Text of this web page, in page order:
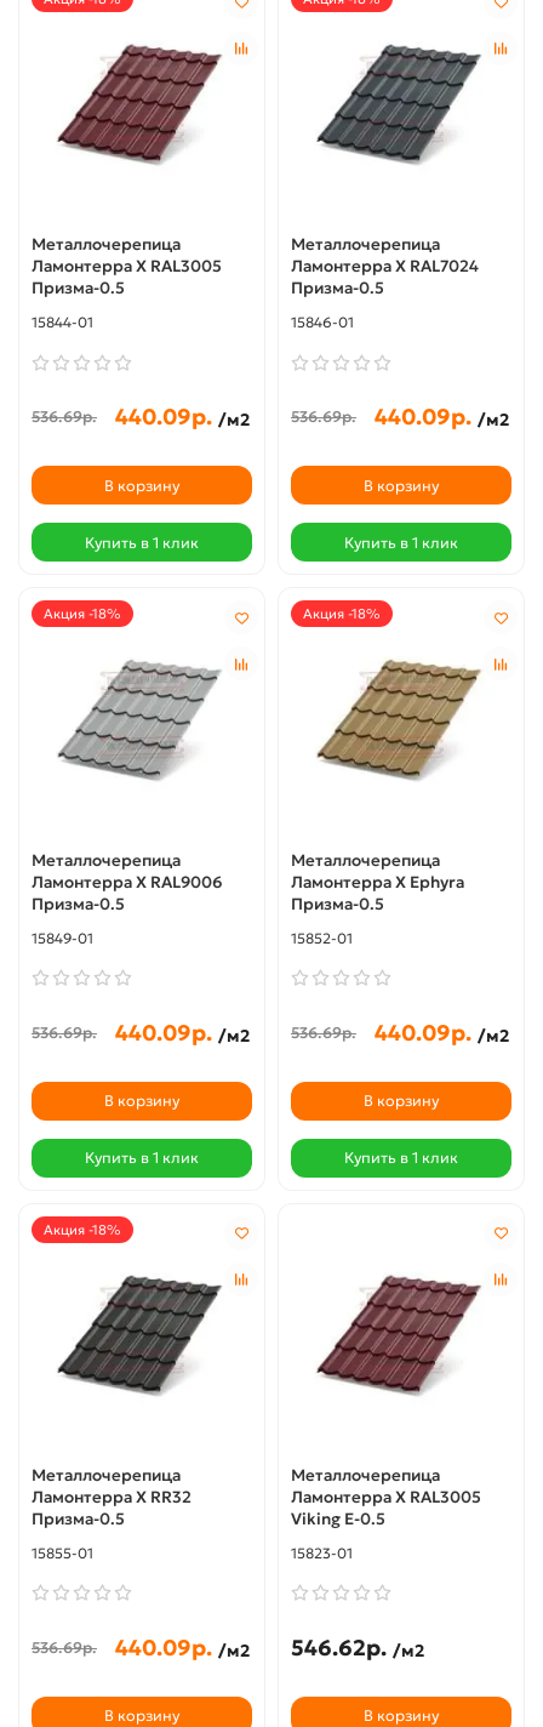
Металлочерепица
Ламонтерра X RAL3005
Призма-0.5
15844-01
536.69р. 440.09р. /м2
В корзину
Купить в 1 клик
Металлочерепица
Ламонтерра X RAL7024
Призма-0.5
15846-01
536.69р. 440.09р. /м2
В корзину
Купить в 1 клик
Акция -18%
Металлочерепица
Ламонтерра X RAL9006
Призма-0.5
15849-01
536.69р. 440.09р. /м2
В корзину
Купить в 1 клик
Акция -18%
Металлочерепица
Ламонтерра X Ephyra
Призма-0.5
15852-01
536.69р. 440.09р. /м2
В корзину
Купить в 1 клик
Акция -18%
Металлочерепица
Ламонтерра X RR32
Призма-0.5
15855-01
536.69р. 440.09р. /м2
В корзину
Металлочерепица
Ламонтерра X RAL3005
Viking E-0.5
15823-01
546.62р. /м2
В корзину